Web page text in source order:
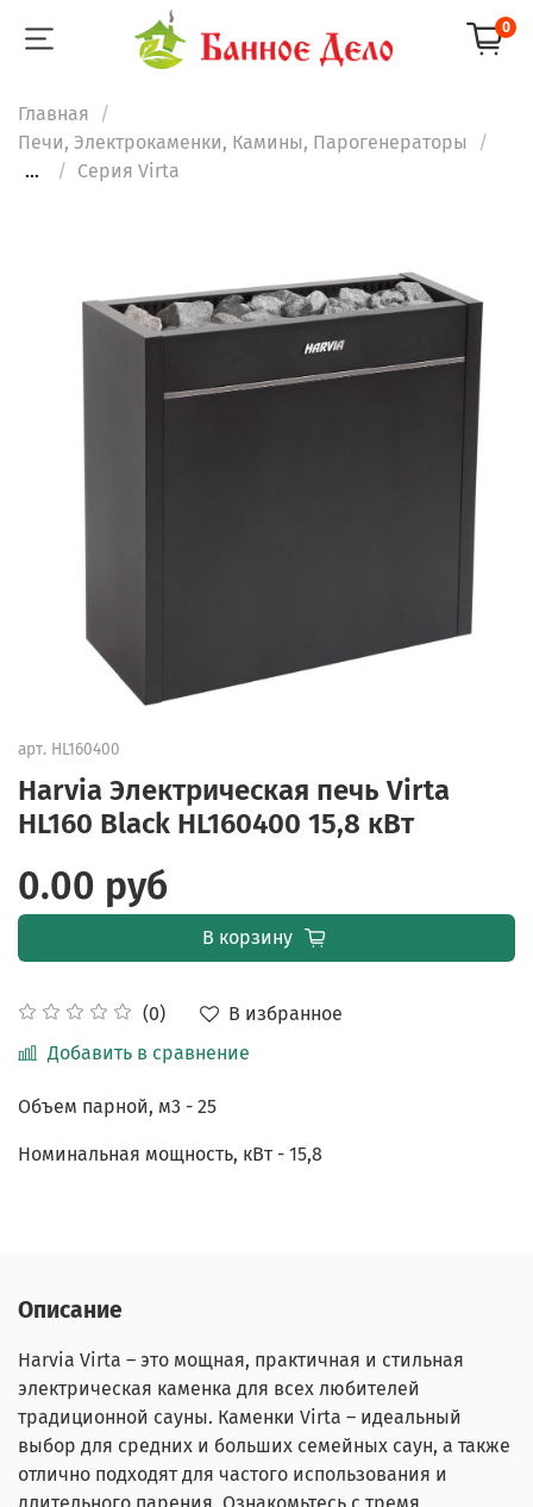
0
Главная
Печи, Электрокаменки, Камины, Парогенераторы
...
Серия Virta
арт. HL160400
Harvia Электрическая печь Virta
HL160 Black HL160400 15,8 кВт
(0)
В избранное
Добавить в сравнение
0.00 руб
В корзину
Объем парной, м3 - 25
Номинальная мощность, кВт - 15,8
Описание
Harvia Virta – это мощная, практичная и стильная
электрическая каменка для всех любителей
традиционной сауны. Каменки Virta – идеальный
выбор для средних и больших семейных саун, а также
отлично подходят для частого использования и